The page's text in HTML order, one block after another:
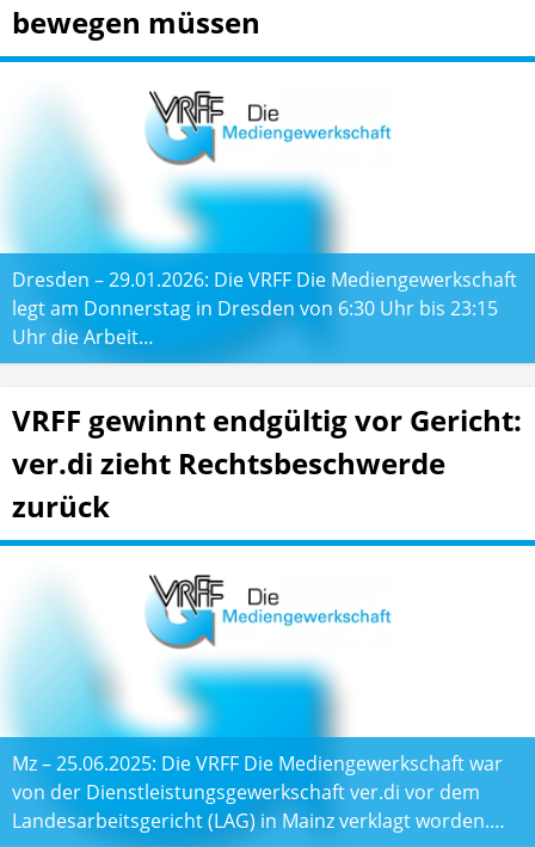
bewegen müssen
Dresden – 29.01.2026: Die VRFF Die Mediengewerkschaft
legt am Donnerstag in Dresden von 6:30 Uhr bis 23:15
Uhr die Arbeit…
VRFF gewinnt endgültig vor Gericht:
ver.di zieht Rechtsbeschwerde
zurück
Mz – 25.06.2025: Die VRFF Die Mediengewerkschaft war
von der Dienstleistungsgewerkschaft ver.di vor dem
Landesarbeitsgericht (LAG) in Mainz verklagt worden.…